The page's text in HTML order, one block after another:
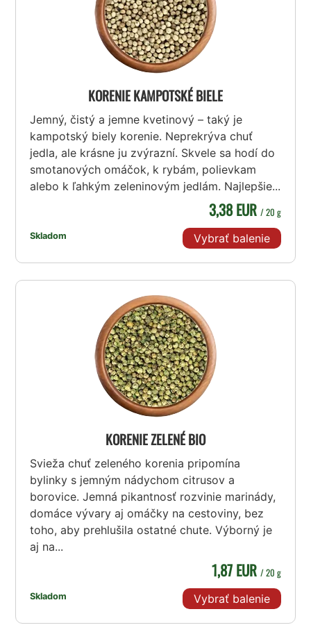
KORENIE KAMPOTSKÉ BIELE
Jemný, čistý a jemne kvetinový – taký je
kampotský biely korenie. Neprekrýva chuť
jedla, ale krásne ju zvýrazní. Skvele sa hodí do
smotanových omáčok, k rybám, polievkam
alebo k ľahkým zeleninovým jedlám. Najlepšie...
Skladom
3,38 EUR / 20 g
Vybrať balenie
KORENIE ZELENÉ BIO
Svieža chuť zeleného korenia pripomína
bylinky s jemným nádychom citrusov a
borovice. Jemná pikantnosť rozvinie marinády,
domáce vývary aj omáčky na cestoviny, bez
toho, aby prehlušila ostatné chute. Výborný je
aj na...
Skladom
1,87 EUR / 20 g
Vybrať balenie